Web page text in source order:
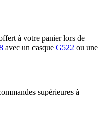
à votre panier lors de
avec un casque G522 ou une
supérieures à